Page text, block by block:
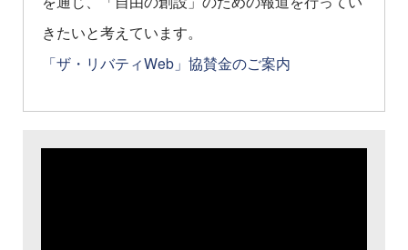
きたいと考えています。
「ザ・リバティWeb」協賛金のご案内